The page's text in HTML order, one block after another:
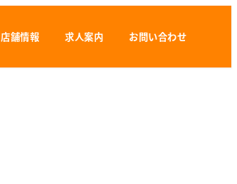
店舗情報 求人案内 お問い合わせ